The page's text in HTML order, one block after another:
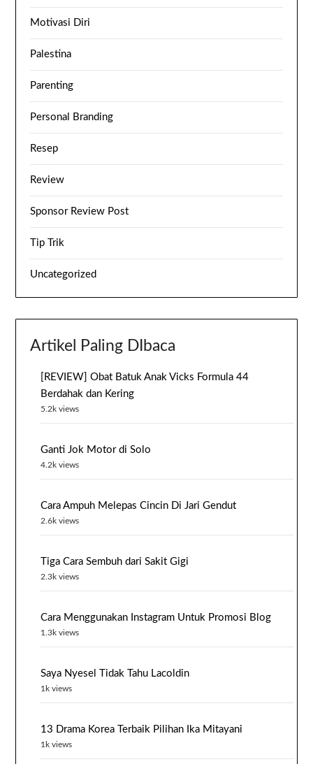
Motivasi Diri
Palestina
Parenting
Personal Branding
Resep
Review
Sponsor Review Post
Tip Trik
Uncategorized
Artikel Paling DIbaca
[REVIEW] Obat Batuk Anak Vicks Formula 44
Berdahak dan Kering
5.2k views
Ganti Jok Motor di Solo
4.2k views
Cara Ampuh Melepas Cincin Di Jari Gendut
2.6k views
Tiga Cara Sembuh dari Sakit Gigi
2.3k views
Cara Menggunakan Instagram Untuk Promosi Blog
1.3k views
Saya Nyesel Tidak Tahu Lacoldin
1k views
13 Drama Korea Terbaik Pilihan Ika Mitayani
1k views